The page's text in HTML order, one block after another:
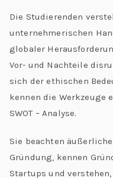
Die Studierenden
unternehmerischen
globaler
Vor- und Nachteile
sich der ethischen
kennen die Werkzeuge
SWOT – Analyse.
Sie beachten
Gründung, kennen
Startups und